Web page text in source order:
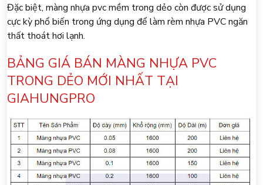
Đặc biệt, màng nhựa pvc mềm trong dẻo còn được sử dụng
cực kỳ phổ biến trong ứng dụng để làm rèm nhựa PVC ngăn
thất thoát hơi lạnh.
BẢNG GIÁ BÁN MÀNG NHỰA PVC
TRONG DẺO MỚI NHẤT TẠI
GIAHUNGPRO